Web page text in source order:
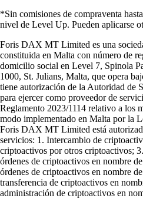
*Sin comisiones de compraventa
nivel de Level Up. Pueden aplicarse
Foris DAX MT Limited es una
constituida en Malta con número de
domicilio social en Level 7, Spinola
1000, St. Julians, Malta, que opera
tiene autorización de la Autoridad de
para ejercer como proveedor de
Reglamento 2023/1114 relativo a los
modo implementado en Malta por la
Foris DAX MT Limited está
servicios: 1. Intercambio de
criptoactivos por otros criptoactivos;
órdenes de criptoactivos en nombre
órdenes de criptoactivos en nombre
transferencia de criptoactivos en
administración de criptoactivos en